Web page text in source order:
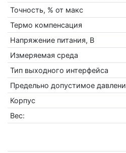
Точность, % от макс
Термо компенсация
Напряжение питания, В
Измеряемая среда
Тип выходного интерфейса
Предельно допустимое
Корпус
Вес: